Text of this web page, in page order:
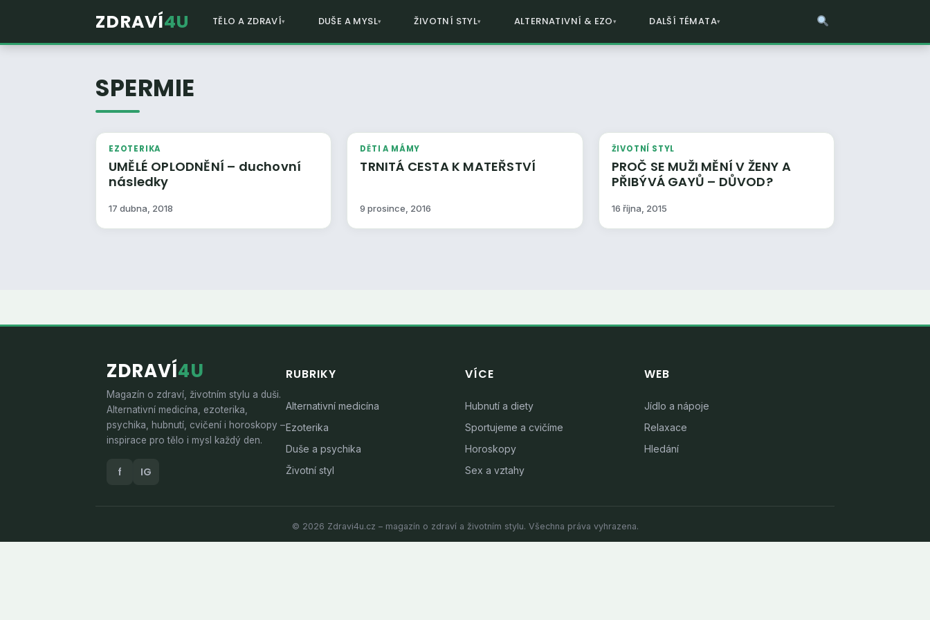
ZDRAVÍ4U TĚLO A ZDRAVÍ DUŠE A MYSL ŽIVOTNÍ STYL ALTERNATIVNÍ & EZO DALŠÍ TÉMATA
SPERMIE
EZOTERIKA
UMĚLÉ OPLODNĚNÍ – duchovní
následky
17 dubna, 2018
DĚTI A MÁMY
TRNITÁ CESTA K MATEŘSTVÍ
9 prosince, 2016
ŽIVOTNÍ STYL
PROČ SE MUŽI MĚNÍ V ŽENY A
PŘIBÝVÁ GAYŮ – DŮVOD?
16 října, 2015
ZDRAVÍ4U
Magazín o zdraví, životním stylu a duši.
Alternativní medicína, ezoterika,
psychika, hubnutí, cvičení i horoskopy –
inspirace pro tělo i mysl každý den.
f IG
RUBRIKY
Alternativní medicína
Ezoterika
Duše a psychika
Životní styl
VÍCE
Hubnutí a diety
Sportujeme a cvičíme
Horoskopy
Sex a vztahy
WEB
Jídlo a nápoje
Relaxace
Hledání
© 2026 Zdravi4u.cz – magazín o zdraví a životním stylu. Všechna práva vyhrazena.